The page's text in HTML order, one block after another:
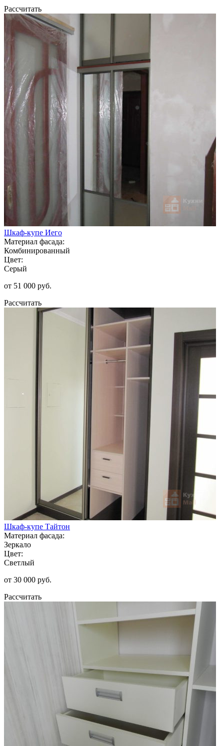
Рассчитать
Шкаф-купе Иего
Материал фасада:
Комбинированный
Цвет:
Серый
от 51 000 руб.
Рассчитать
Шкаф-купе Тайтон
Материал фасада:
Зеркало
Цвет:
Светлый
от 30 000 руб.
Рассчитать